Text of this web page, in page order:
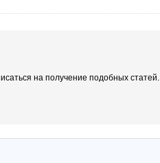
на получение подобных статей.